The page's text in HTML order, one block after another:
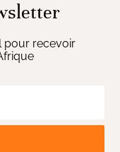
pour recevoir